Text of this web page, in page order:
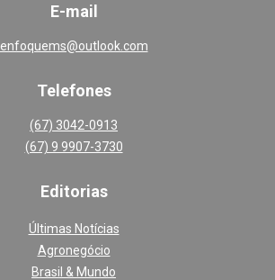
E-mail
enfoquems@outlook.com
Telefones
(67) 3042-0913
(67) 9 9907-3730
Editorias
Últimas Notícias
Agronegócio
Brasil & Mundo